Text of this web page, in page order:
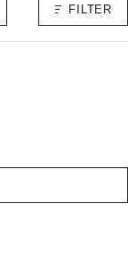
FILTER